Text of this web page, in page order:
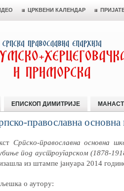
ЦРКВЕНИ КАЛЕНДАР
ЕПИСКОП ДИМИТРИЈЕ
православна
Српско-православна основна
под аустроугарском (1878-
из штампе јануара 2014
о аутору: